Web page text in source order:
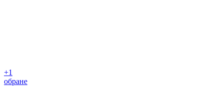
+1
обране